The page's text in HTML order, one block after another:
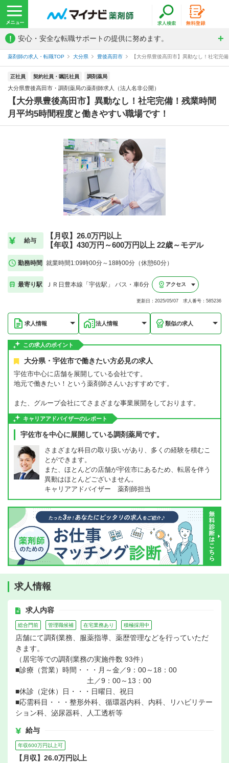
! 安心・安全な転職サポートの提供に努めます。
薬剤師の求人・転職TOP 大分県 豊後高田市 【大分県豊後高田市】異動なし！社宅完
正社員 契約社員・嘱託社員 調剤薬局
大分県豊後高田市・調剤薬局の薬剤師求人（法人名非公開）
【大分県豊後高田市】異動なし！社宅完備！残業時間
月平均5時間程度と働きやすい職場です！
給与
【月収】26.0万円以上
【年収】430万円～600万円以上 22歳～モデル
勤務時間 就業時間1:09時00分～18時00分（休憩60分）
最寄り駅 ＪＲ日豊本線「宇佐駅」 バス・車6分 アクセス
更新日：2025/05/07 求人番号：585236
求人情報 法人情報 類似の求人
この求人のポイント
大分県・宇佐市で働きたい方必見の求人
宇佐市中心に店舗を展開している会社です。
地元で働きたい！という薬剤師さんいおすすめです。
また、グループ会社にてさまざまな事業展開をしております。
キャリアアドバイザーのレポート
宇佐市を中心に展開している調剤薬局です。
さまざまな科目の取り扱いがあり、多くの経験を積むこ
とができます。
また、ほとんどの店舗が宇佐市にあるため、転居を伴う
異動はほとんどございません。
キャリアアドバイザー 薬剤師担当
求人情報
求人内容
総合門前 管理職候補 在宅業務あり 積極採用中
店舗にて調剤業務、服薬指導、薬歴管理などを行っていただ
きます。
（居宅等での調剤業務の実施件数 93件）
■診療（営業）時間・・・月～金／9：00～18：00
土／9：00～13：00
■休診（定休）日・・・日曜日、祝日
■応需科目・・・整形外科、循環器内科、内科、リハビリテー
ション科、泌尿器科、人工透析等
給与
年収600万円以上可
【月収】26.0万円以上